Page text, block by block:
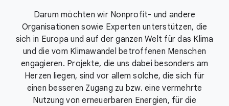
Darum möchten wir Nonprofit- und andere
Organisationen sowie Experten unterstützen, die
sich in Europa und auf der ganzen Welt für das Klima
und die vom Klimawandel betroffenen Menschen
engagieren. Projekte, die uns dabei besonders am
Herzen liegen, sind vor allem solche, die sich für
einen besseren Zugang zu bzw. eine vermehrte
Nutzung von erneuerbaren Energien, für die